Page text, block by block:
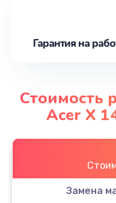
Гарантия на
Стоимость
Acer X
Замена